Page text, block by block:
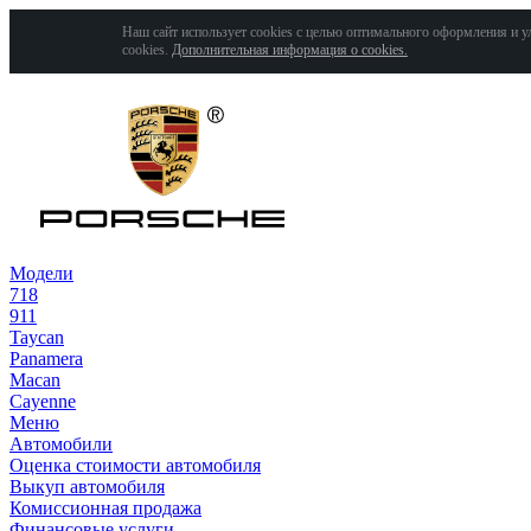
Наш сайт использует cookies с целью оптимального оформления и
cookies. Дополнительная информация о cookies.
Модели
718
911
Taycan
Panamera
Macan
Cayenne
Меню
Автомобили
Оценка стоимости автомобиля
Выкуп автомобиля
Комиссионная продажа